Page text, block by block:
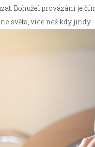
Bohužel provázání je
světa, více než kdy jindy.